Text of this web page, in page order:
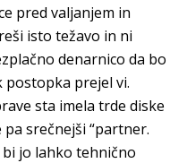
pred valjanjem in
isto težavo in ni
denarnico da bo
postopka prejel vi.
sta imela trde diske
srečnejši “partner.
jo lahko tehnično